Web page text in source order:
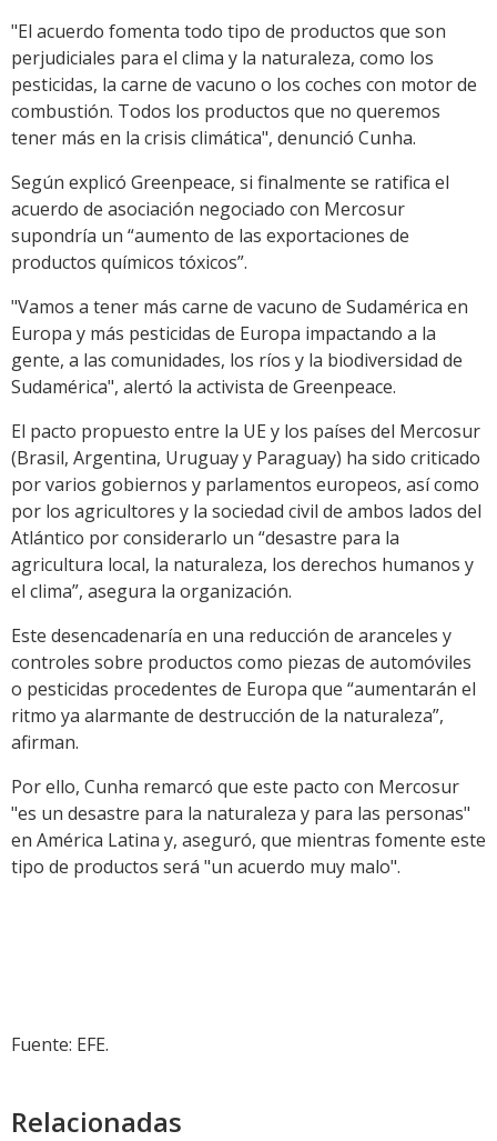
"El acuerdo fomenta todo tipo de productos que son
perjudiciales para el clima y la naturaleza, como los
pesticidas, la carne de vacuno o los coches con motor de
combustión. Todos los productos que no queremos
tener más en la crisis climática", denunció Cunha.
Según explicó Greenpeace, si finalmente se ratifica el
acuerdo de asociación negociado con Mercosur
supondría un “aumento de las exportaciones de
productos químicos tóxicos”.
"Vamos a tener más carne de vacuno de Sudamérica en
Europa y más pesticidas de Europa impactando a la
gente, a las comunidades, los ríos y la biodiversidad de
Sudamérica", alertó la activista de Greenpeace.
El pacto propuesto entre la UE y los países del Mercosur
(Brasil, Argentina, Uruguay y Paraguay) ha sido criticado
por varios gobiernos y parlamentos europeos, así como
por los agricultores y la sociedad civil de ambos lados del
Atlántico por considerarlo un “desastre para la
agricultura local, la naturaleza, los derechos humanos y
el clima”, asegura la organización.
Este desencadenaría en una reducción de aranceles y
controles sobre productos como piezas de automóviles
o pesticidas procedentes de Europa que “aumentarán el
ritmo ya alarmante de destrucción de la naturaleza”,
afirman.
Por ello, Cunha remarcó que este pacto con Mercosur
"es un desastre para la naturaleza y para las personas"
en América Latina y, aseguró, que mientras fomente este
tipo de productos será "un acuerdo muy malo".
Fuente: EFE.
Relacionadas